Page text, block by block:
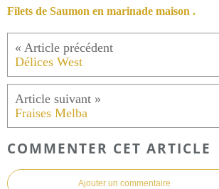
Filets de Saumon en marinade maison .
Délices West
Fraises Melba
COMMENTER CET ARTICLE
Ajouter un commentaire